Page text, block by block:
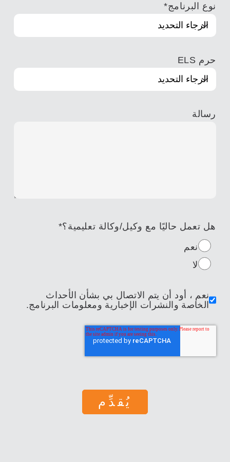
نوع البرنامج*
حرم ELS
رسالة
هل تعمل حاليًا مع وكيل/وكالة تعليمية؟*
نعم
لا
نعم ، أود أن يتم الاتصال بي بشأن الأحداث
الخاصة والنشرات الإخبارية ومعلومات البرنامج.